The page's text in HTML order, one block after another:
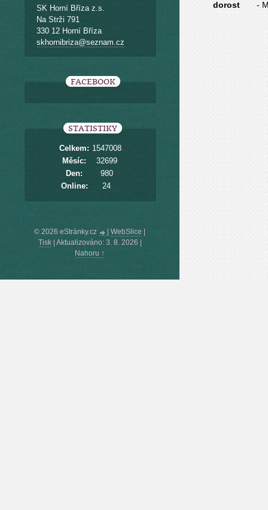
dorost -
SK Horní Bříza z.s.
Na Strži 791
330 12 Horní Bříza
skhornibriza@seznam.cz
FACEBOOK
STATISTIKY
Online: 24
Celkem: 1547008
Měsíc:
32699
Den:
980
© 2026 eStránky.cz WebSlice
Tisk| Aktualizováno: 3. 8. 2026
Nahoru ↑